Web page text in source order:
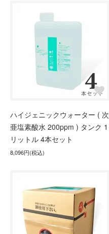
ハイジェニックウォーター ( 次
亜塩素酸水 200ppm ) タンク 1
リットル 4本セット
8,096円(税込)